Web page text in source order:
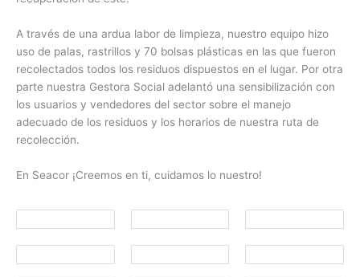
A través de una ardua labor de limpieza, nuestro equipo hizo
uso de palas, rastrillos y 70 bolsas plásticas en las que fueron
recolectados todos los residuos dispuestos en el lugar. Por otra
parte nuestra Gestora Social adelantó una sensibilización con
los usuarios y vendedores del sector sobre el manejo
adecuado de los residuos y los horarios de nuestra ruta de
recolección.
En Seacor ¡Creemos en ti, cuidamos lo nuestro!